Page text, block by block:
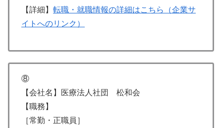
【詳細】 転職・就職情報の詳細はこちら（企業サ
イトへのリンク）
⑧
【会社名】医療法人社団 松和会
【職務】
［常勤・正職員］